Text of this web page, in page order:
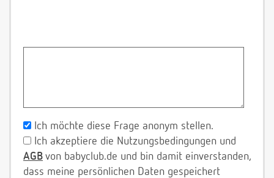
Ich möchte diese Frage anonym stellen.
Ich akzeptiere die Nutzungsbedingungen und
AGB von babyclub.de und bin damit einverstanden,
dass meine persönlichen Daten gespeichert